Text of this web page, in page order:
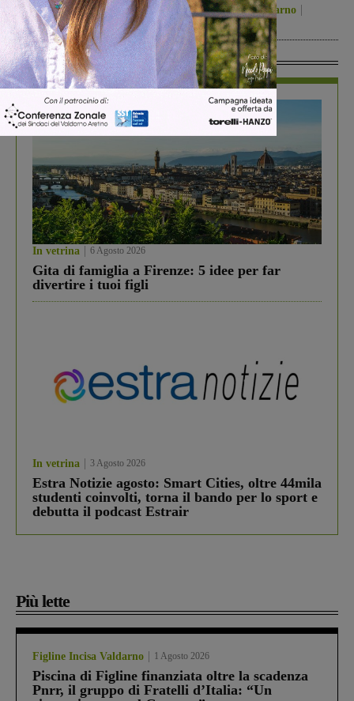
Politica 8 Agosto 2026 San Giovanni Valdarno
8 Agosto 2026
In Vetrina
In vetrina 6 Agosto 2026
Gita di famiglia a Firenze: 5 idee per far
divertire i tuoi figli
In vetrina 3 Agosto 2026
Estra Notizie agosto: Smart Cities, oltre 44mila
studenti coinvolti, torna il bando per lo sport e
debutta il podcast Estrair
Più lette
Figline Incisa Valdarno 1 Agosto 2026
Piscina di Figline finanziata oltre la scadenza
Pnrr, il gruppo di Fratelli d’Italia: “Un